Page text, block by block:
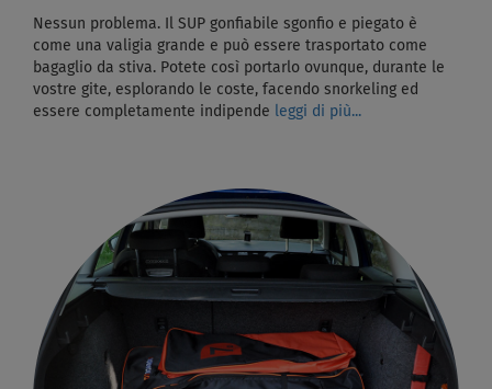
Nessun problema. Il SUP gonfiabile sgonfio e piegato è
come una valigia grande e può essere trasportato come
bagaglio da stiva. Potete così portarlo ovunque, durante le
vostre gite, esplorando le coste, facendo snorkeling ed
essere completamente indipende
leggi di più...